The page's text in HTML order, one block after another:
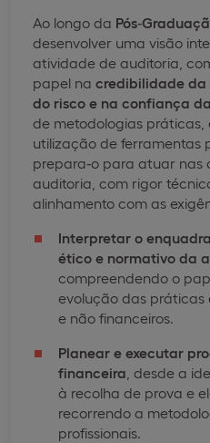
Ao longo da Pós‑
desenvolver uma visão
atividade de auditoria,
papel na credibilidade da
do risco e na confiança
de metodologias práticas,
utilização de ferramentas
prepara‑o para atuar nas
auditoria, com rigor
alinhamento com as
Interpretar o
ético e normativo da
compreendendo o
evolução das práticas
e não financeiros.
Planear e executar
financeira , desde a
à recolha de prova e
recorrendo a
profissionais.